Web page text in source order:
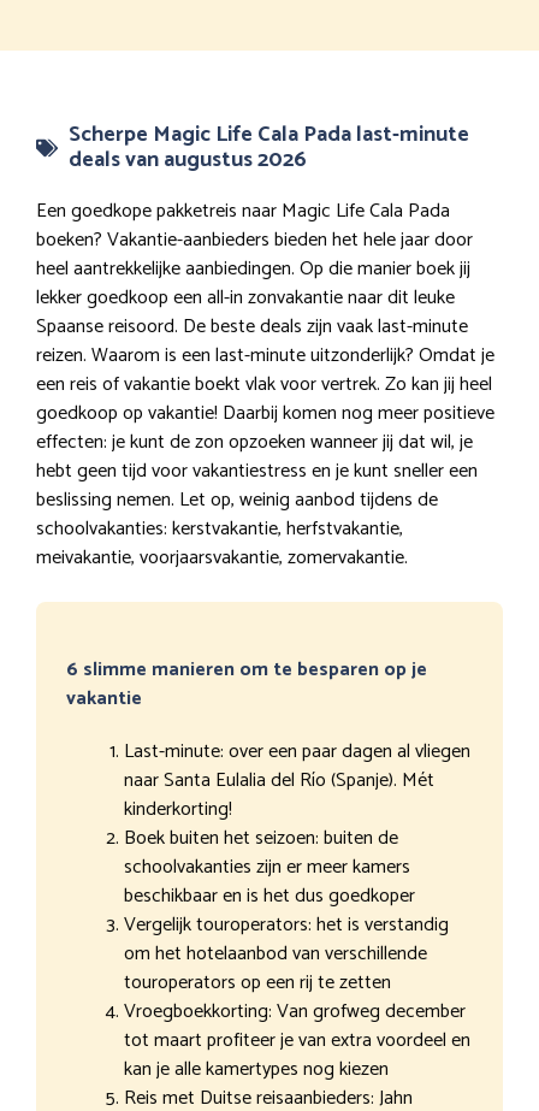
Scherpe Magic Life Cala Pada last-minute
deals van augustus 2026
Een goedkope pakketreis naar Magic Life Cala Pada
boeken? Vakantie-aanbieders bieden het hele jaar door
heel aantrekkelijke aanbiedingen. Op die manier boek jij
lekker goedkoop een all-in zonvakantie naar dit leuke
Spaanse reisoord. De beste deals zijn vaak last-minute
reizen. Waarom is een last-minute uitzonderlijk? Omdat je
een reis of vakantie boekt vlak voor vertrek. Zo kan jij heel
goedkoop op vakantie! Daarbij komen nog meer positieve
effecten: je kunt de zon opzoeken wanneer jij dat wil, je
hebt geen tijd voor vakantiestress en je kunt sneller een
beslissing nemen. Let op, weinig aanbod tijdens de
schoolvakanties: kerstvakantie, herfstvakantie,
meivakantie, voorjaarsvakantie, zomervakantie.
6 slimme manieren om te besparen op je
vakantie
Last-minute: over een paar dagen al vliegen
naar Santa Eulalia del Río (Spanje). Mét
kinderkorting!
Boek buiten het seizoen: buiten de
schoolvakanties zijn er meer kamers
beschikbaar en is het dus goedkoper
Vergelijk touroperators: het is verstandig
om het hotelaanbod van verschillende
touroperators op een rij te zetten
Vroegboekkorting: Van grofweg december
tot maart profiteer je van extra voordeel en
kan je alle kamertypes nog kiezen
Reis met Duitse reisaanbieders: Jahn